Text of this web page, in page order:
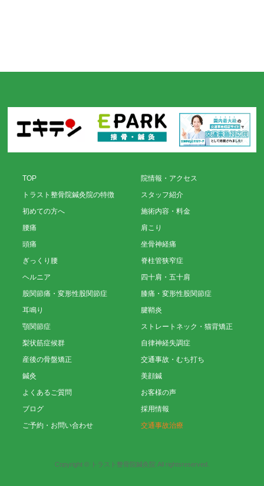
TOP
院情報・アクセス
トラスト整骨院鍼灸院の特徴
スタッフ紹介
初めての方へ
施術内容・料金
腰痛
肩こり
頭痛
坐骨神経痛
ぎっくり腰
脊柱管狭窄症
ヘルニア
四十肩・五十肩
股関節痛・変形性股関節症
膝痛・変形性股関節症
耳鳴り
腱鞘炎
顎関節症
ストレートネック・猫背矯正
梨状筋症候群
自律神経失調症
産後の骨盤矯正
交通事故・むち打ち
鍼灸
美顔鍼
よくあるご質問
お客様の声
ブログ
採用情報
ご予約・お問い合わせ
交通事故治療
Copyright © トラスト整骨院鍼灸院 All rightsreserved.